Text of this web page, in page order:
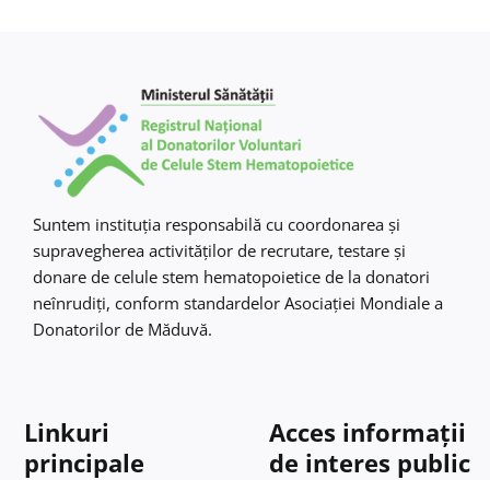
Suntem instituţia responsabilă cu coordonarea şi
supravegherea activităţilor de recrutare, testare şi
donare de celule stem hematopoietice de la donatori
neînrudiţi, conform standardelor Asociaţiei Mondiale a
Donatorilor de Măduvă.
Linkuri
principale
Acces informații
de interes public